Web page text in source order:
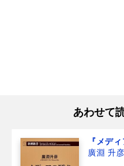
あわせて
『メデ
廣淵 升彦